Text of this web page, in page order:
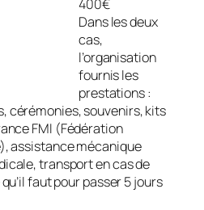
400€
Dans les deux
cas,
l’organisation
fournis les
prestations :
cérémonies, souvenirs, kits
FMI (Fédération
assistance mécanique
transport en cas de
faut pour passer 5 jours